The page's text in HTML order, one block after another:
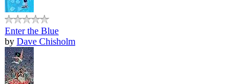
Enter the Blue
by Dave Chisholm